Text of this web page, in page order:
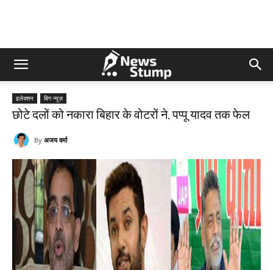
इलेक्शन बिग न्यूज़
छोटे दलों को नकारा बिहार के वोटरों ने, पप्पू यादव तक फेल
By अजय वर्मा